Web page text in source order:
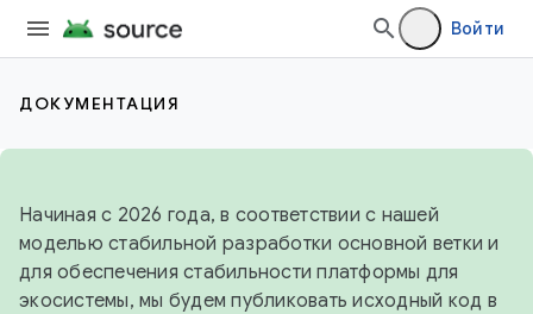
Войти
ДОКУМЕНТАЦИЯ
Начиная с 2026 года, в соответствии с нашей
моделью стабильной разработки основной ветки и
для обеспечения стабильности платформы для
экосистемы, мы будем публиковать исходный код в